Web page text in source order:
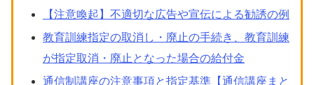
【注意喚起】不適切な広告や宣伝による勧誘の例
教育訓練指定の取消し・廃止の手続き、教育訓練
が指定取消・廃止となった場合の給付金
通信制講座の注意事項と指定基準【通信講座まと